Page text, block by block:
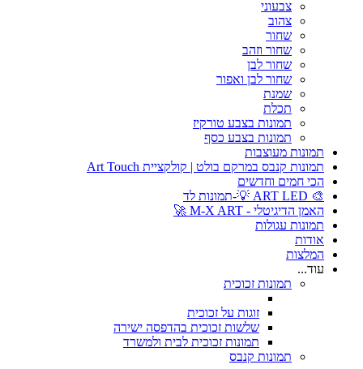
צבעוני
צהוב
שחור
שחור וזהב
שחור לבן
שחור לבן ואפור
שמנת
תכלת
תמונות בצבע טורקיז
תמונות בצבע כסף
תמונות מעוצבות
תמונות קנבס במרקם בולט | קולקציית Art Touch
הכי חמים וחדשים
🎨 ART LED 💡-תמונות לד
האמן הדיגיטלי - M-X ART 🚀
תמונות עגולות
אודות
המלצות
עוד...
תמונות זכוכית
זוגות על זכוכית
שלשות זכוכית בהדפסה ישירה
תמונות זכוכית לבית ולמשרד
תמונות קנבס